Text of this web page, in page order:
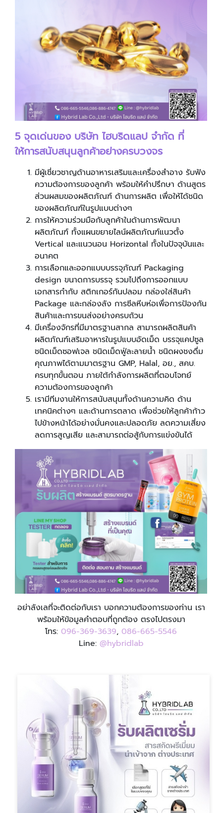
5 จุดเด่นของ บริษัท ไฮบริดแลป จำกัด ที่
ให้การสนับสนุนลูกค้าอย่างครบวงจร
มีผู้เชี่ยวชาญด้านอาหารเสริมและเครื่องสำอาง รับฟัง
ความต้องการของลูกค้า พร้อมให้คำปรึกษา ด้านสูตร
ส่วนผสมของผลิตภัณฑ์ ด้านการผลิต เพื่อให้ได้ชนิด
ของผลิตภัณฑ์ในรูปแบบต่างๆ
การให้ความร่วมมือกับลูกค้าในด้านการพัฒนา
ผลิตภัณฑ์ ทั้งแผนขยายไลน์ผลิตภัณฑ์แนวตั้ง
Vertical และแนวนอน Horizontal ทั้งในปัจจุบันและ
อนาคต
การเลือกและออกแบบบรรจุภัณฑ์ Packaging
design ขนาดการบรรจุ รวมไปถึงการออกแบบ
เอกสารกำกับ สติกเกอร์กันปลอม กล่องใส่สินค้า
Package และกล่องลัง การซีลหีบห่อเพื่อการป้องกัน
สินค้าและการขนส่งอย่างครบถ้วน
มีเครื่องจักรที่มีมาตรฐานสากล สามารถผลิตสินค้า
ผลิตภัณฑ์เสริมอาหารในรูปแบบอัดเม็ด บรรจุแคปซูล
ชนิดเม็ดซอฟเจล ชนิดเม็ดฟู่ละลายน้ำ ชนิดผงชงดื่ม
คุณภาพได้ตามมาตรฐาน GMP, Halal, อย., สคบ.
ครบทุกขั้นตอน ภายใต้กำลังการผลิตที่ตอบโจทย์
ความต้องการของลูกค้า
เรามีทีมงานให้การสนับสนุนทั้งด้านความคิด ด้าน
เทคนิคต่างๆ และด้านการตลาด เพื่อช่วยให้ลูกค้าก้าว
ไปข้างหน้าได้อย่างมั่นคงและปลอดภัย ลดความเสี่ยง
ลดการสูญเสีย และสามารถต่อสู้กับการแข่งขันได้
อย่าลังเลที่จะติดต่อกับเรา บอกความต้องการของท่าน เรา
พร้อมให้ข้อมูลคำตอบที่ถูกต้อง ตรงไปตรงมา
โทร: 096-369-3639, 086-665-5546
Line: @hybridlab